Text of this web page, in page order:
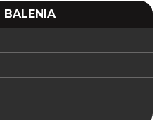
BALENIA